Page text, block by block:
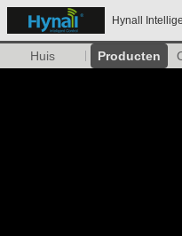
Hynall
Huis Producten